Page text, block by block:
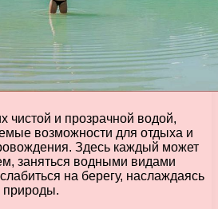
чистой и прозрачной водой,
возможности для отдыха и
Здесь каждый может
заняться водными видами
на берегу, наслаждаясь
природы.